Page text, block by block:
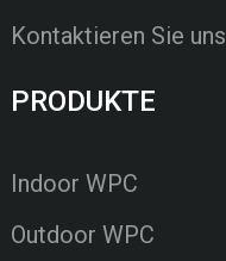
Kontaktieren Sie uns
PRODUKTE
Indoor WPC
Outdoor WPC